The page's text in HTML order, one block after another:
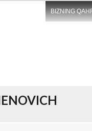
BIZNING